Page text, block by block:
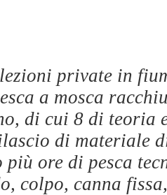
private in
a mosca
di cui 8 di teoria
di materiale
più ore di pesca
colpo, canna